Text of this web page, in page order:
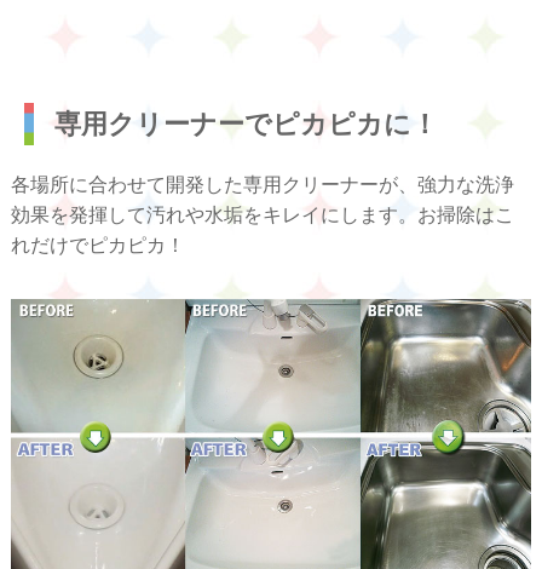
専用クリーナーでピカピカに！
各場所に合わせて開発した専用クリーナーが、強力な洗浄
効果を発揮して汚れや水垢をキレイにします。お掃除はこ
れだけでピカピカ！